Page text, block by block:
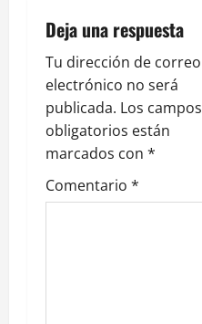
ó
n
d
e
e
n
Deja una respuesta
Tu dirección de correo
electrónico no será
publicada. Los campos
obligatorios están
marcados con *
Comentario *